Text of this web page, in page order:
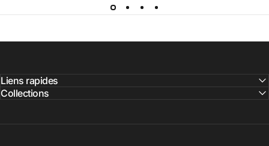
Liens rapides
Collections